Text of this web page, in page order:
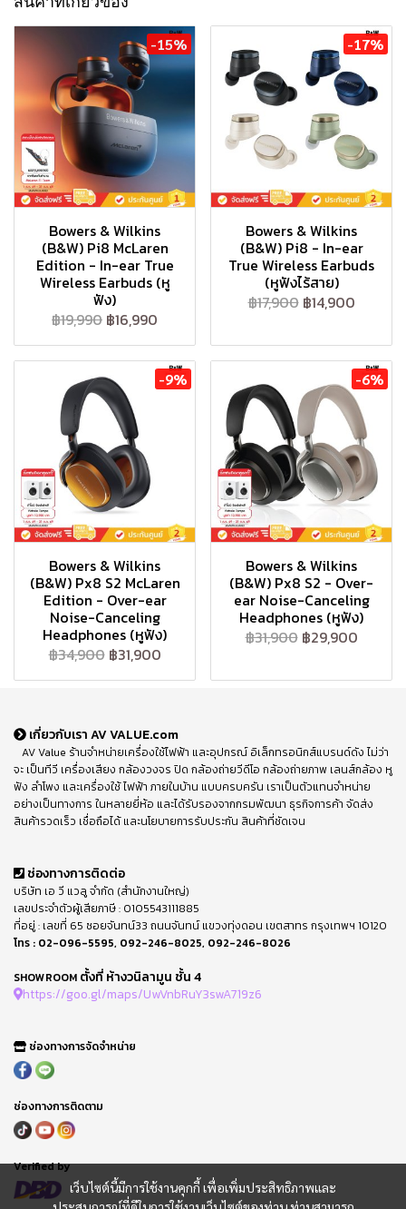
-15%
Bowers & Wilkins
(B&W) Pi8 McLaren
Edition - In-ear True
Wireless Earbuds (หู
ฟัง)
฿19,990 ฿16,990
-17%
Bowers & Wilkins
(B&W) Pi8 - In-ear
True Wireless Earbuds
(หูฟังไร้สาย)
฿17,900 ฿14,900
-9%
Bowers & Wilkins
(B&W) Px8 S2 McLaren
Edition - Over-ear
Noise-Canceling
Headphones (หูฟัง)
฿34,900 ฿31,900
-6%
Bowers & Wilkins
(B&W) Px8 S2 - Over-
ear Noise-Canceling
Headphones (หูฟัง)
฿31,900 ฿29,900
เว็บไซต์นี้มีการใช้งานคุกกี้ เพื่อเพิ่มประสิทธิภาพและ
เกี่ยวกับเรา AV VALUE.com
AV Value ร้านจำหน่ายเครื่องใช้ไฟฟ้า และอุปกรณ์ อิเล็กทรอนิกส์แบรนด์ดัง ไม่ว่า
จะ เป็นทีวี เครื่องเสียง กล้องวงจร ปิด กล้องถ่ายวีดีโอ กล้องถ่ายภาพ เลนส์กล้อง หู
ฟัง ลำโพง และเครื่องใช้ ไฟฟ้า ภายในบ้าน แบบครบครัน เราเป็นตัวแทนจำหน่าย
อย่างเป็นทางการ ในหลายยี่ห้อ และได้รับรองจากกรมพัฒนา ธุรกิจการค้า จัดส่ง
สินค้ารวดเร็ว เชื่อถือได้ และนโยบายการรับประกัน สินค้าที่ชัดเจน
ช่องทางการติดต่อ
บริษัท เอ วี แวลู จำกัด (สำนักงานใหญ่)
เลขประจำตัวผู้เสียภาษี : 0105543111885
ที่อยู่ : เลขที่ 65 ซอยจันทน์33 ถนนจันทน์ แขวงทุ่งดอน เขตสาทร กรุงเทพฯ 10120
โทร : 02-096-5595, 092-246-8025, 092-246-8026
SHOWROOM ตั้งที่ ห้างวนิลามูน ชั้น 4
https://goo.gl/maps/UwVnbRuY3swA719z6
ช่องทางการจัดจำหน่าย
ช่องทางการติดตาม
Verified by